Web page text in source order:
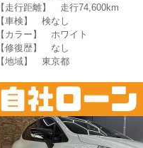
【走行距離】 走行74,600km
【車検】 検なし
【カラー】 ホワイト
【修復歴】 なし
【地域】 東京都